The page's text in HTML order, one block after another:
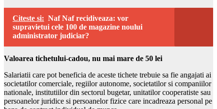
Citeste si: Naf Naf recidiveaza: vor
supravietui cele 100 de magazine noului
administrator judiciar?
Valoarea tichetului-cadou, nu mai mare de 50 lei
Salariatii care pot beneficia de aceste tichete trebuie sa fie angajati ai
societatilor comerciale, regiilor autonome, societatilor si companiilor
nationale, institutiilor din sectorul bugetar, unitatilor cooperatiste sau
persoanelor juridice si persoanelor fizice care incadreaza personal pe